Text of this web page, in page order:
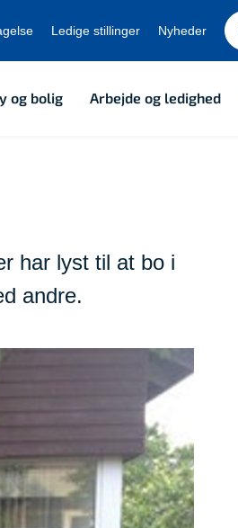
Ledige stillinger Nyheder
og bolig Arbejde og ledighed
har lyst til at bo i
andre.